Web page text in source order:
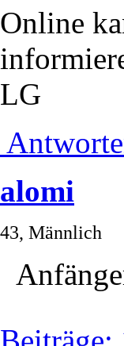
Online
LG
alomi
43, Männlich